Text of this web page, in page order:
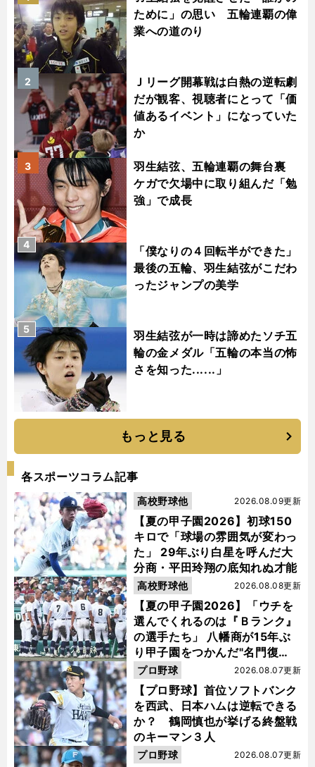
ために」の思い 五輪連覇の偉
業への道のり
Ｊリーグ開幕戦は白熱の逆転劇
だが観客、視聴者にとって「価
値あるイベント」になっていた
か
2
羽生結弦、五輪連覇の舞台裏
ケガで欠場中に取り組んだ「勉
強」で成長
3
「僕なりの４回転半ができた」
最後の五輪、羽生結弦がこだわ
ったジャンプの美学
4
羽生結弦が一時は諦めたソチ五
輪の金メダル「五輪の本当の怖
さを知った......」
5
もっと見る
各スポーツコラム記事
【夏の甲子園2026】初球150
キロで「球場の雰囲気が変わっ
た」 29年ぶり白星を呼んだ大
分商・平田玲翔の底知れぬ才能
2026.08.09更新
高校野球他
【夏の甲子園2026】「ウチを
選んでくれるのは『Ｂランク』
の選手たち」 八幡商が15年ぶ
り甲子園をつかんだ"名門復
活"の舞台裏
2026.08.08更新
高校野球他
【プロ野球】首位ソフトバンク
を西武、日本ハムは逆転できる
か？ 鶴岡慎也が挙げる終盤戦
のキーマン３人
2026.08.07更新
プロ野球
2026.08.07更新
プロ野球